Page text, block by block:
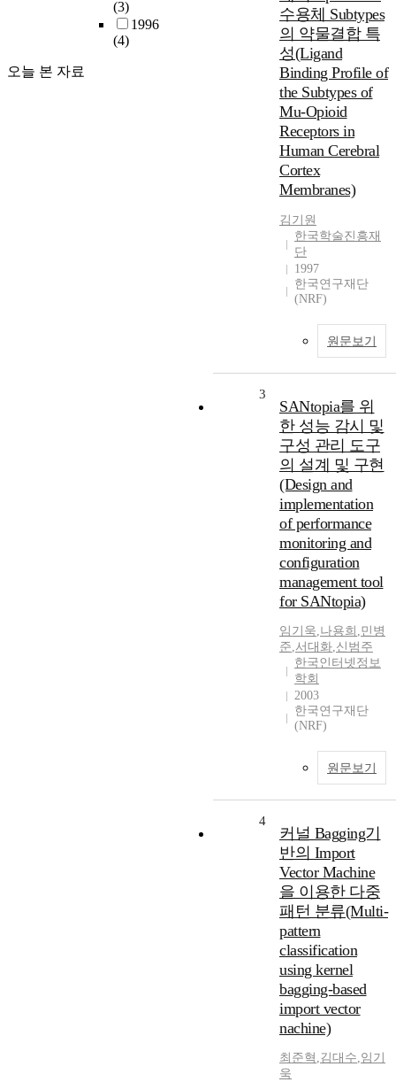
(3)
1996
(4)
오늘 본 자료
수용체 Subtypes
의 약물결합 특
성(Ligand
Binding Profile of
the Subtypes of
Mu-Opioid
Receptors in
Human Cerebral
Cortex
Membranes)
김기원
한국학술진흥재
단
1997
한국연구재단
(NRF)
원문보기
3
SANtopia를 위
한 성능 감시 및
구성 관리 도구
의 설계 및 구현
(Design and
implementation
of performance
monitoring and
configuration
management tool
for SANtopia)
임기욱,나용희 ,민병
준,서대화,신범주
한국인터넷정보
학회
2003
한국연구재단
(NRF)
원문보기
4
커널 Bagging기
반의 Import
Vector Machine
을 이용한 다중
패턴 분류(Multi-
pattern
classification
using kernel
bagging-based
import vector
nachine)
최준혁 ,김대수,임기
욱